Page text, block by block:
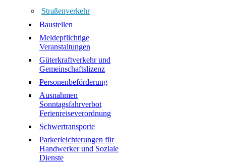
Straßenverkehr
Baustellen
Meldepflichtige
Veranstaltungen
Güterkraftverkehr und
Gemeinschaftslizenz
Personenbeförderung
Ausnahmen
Sonntagsfahrverbot
Ferienreiseverordnung
Schwertransporte
Parkerleichterungen für
Handwerker und Soziale
Dienste